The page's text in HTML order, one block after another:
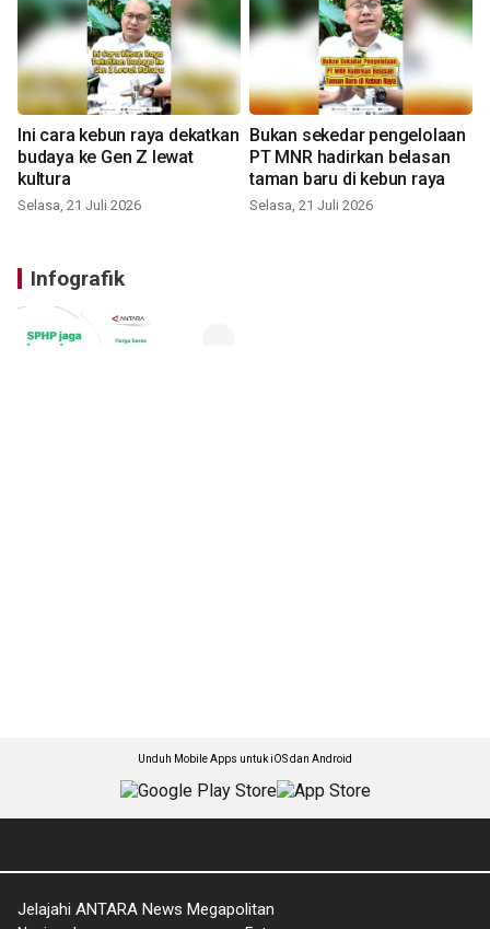
Ini cara kebun raya dekatkan
budaya ke Gen Z lewat
kultura
Selasa, 21 Juli 2026
Bukan sekedar pengelolaan
PT MNR hadirkan belasan
taman baru di kebun raya
Selasa, 21 Juli 2026
Infografik
Unduh Mobile Apps untuk iOS dan Android
Jelajahi ANTARA News Megapolitan